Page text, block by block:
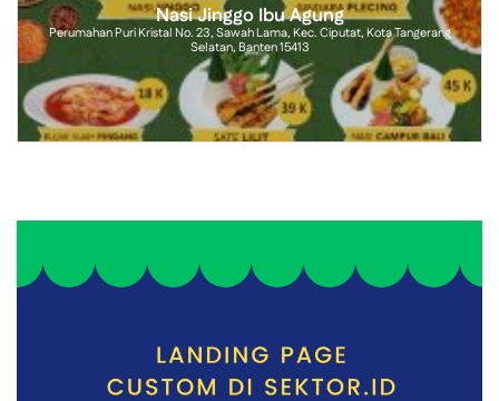
Nasi Jinggo Ibu Agung
Perumahan Puri Kristal No. 23, Sawah Lama, Kec. Ciputat, Kota Tangerang
Selatan, Banten 15413